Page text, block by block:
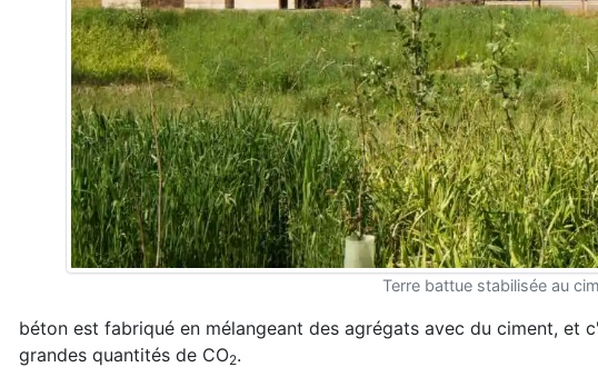
Terre battue stabilisée au
béton est fabriqué en mélangeant des agrégats avec du ciment,
grandes quantités de CO2.